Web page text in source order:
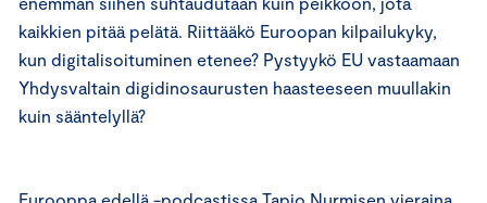
kaikkien pitää pelätä. Riittääkö Euroopan kilpailukyky,
kun digitalisoituminen etenee? Pystyykö EU vastaamaan
Yhdysvaltain digidinosaurusten haasteeseen muullakin
kuin sääntelyllä?